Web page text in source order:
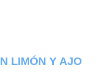
LIMÓN Y AJO